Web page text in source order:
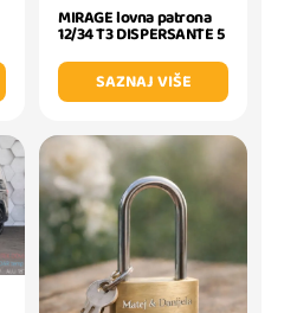
MIRAGE lovna patrona
12/34 T3 DISPERSANTE 5
SAZNAJ VIŠE